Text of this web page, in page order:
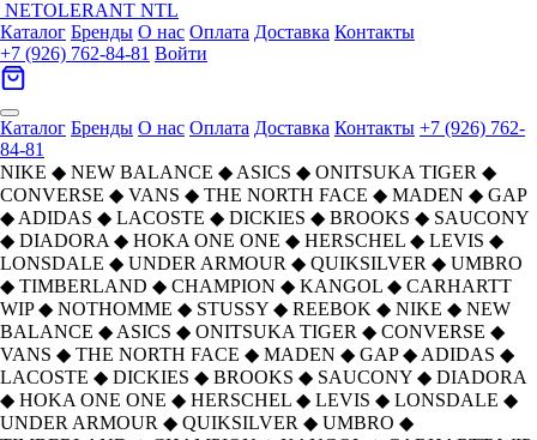
NETOLERANT NTL
Каталог Бренды О нас Оплата Доставка Контакты
+7 (926) 762-84-81 Войти
Каталог Бренды О нас Оплата Доставка Контакты +7 (926) 762-
84-81
NIKE ◆ NEW BALANCE ◆ ASICS ◆ ONITSUKA TIGER ◆
CONVERSE ◆ VANS ◆ THE NORTH FACE ◆ MADEN ◆ GAP
◆ ADIDAS ◆ LACOSTE ◆ DICKIES ◆ BROOKS ◆ SAUCONY
◆ DIADORA ◆ HOKA ONE ONE ◆ HERSCHEL ◆ LEVIS ◆
LONSDALE ◆ UNDER ARMOUR ◆ QUIKSILVER ◆ UMBRO
◆ TIMBERLAND ◆ CHAMPION ◆ KANGOL ◆ CARHARTT
WIP ◆ NOTHOMME ◆ STUSSY ◆ REEBOK ◆ NIKE ◆ NEW
BALANCE ◆ ASICS ◆ ONITSUKA TIGER ◆ CONVERSE ◆
VANS ◆ THE NORTH FACE ◆ MADEN ◆ GAP ◆ ADIDAS ◆
LACOSTE ◆ DICKIES ◆ BROOKS ◆ SAUCONY ◆ DIADORA
◆ HOKA ONE ONE ◆ HERSCHEL ◆ LEVIS ◆ LONSDALE ◆
UNDER ARMOUR ◆ QUIKSILVER ◆ UMBRO ◆